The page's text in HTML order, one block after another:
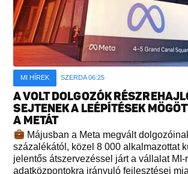
MI HÍREK SZERDA 06:25
A VOLT DOLGOZÓK
SEJTENEK A LEÉPÍTÉSEK
A METÁT
Májusban a Meta megvált
százalékától, közel 8 000 alkalmazottat
jelentős átszervezéssel járt a vállalat MI-
adatközpontokra irányuló fejlesztései